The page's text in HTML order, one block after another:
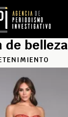
de belleza